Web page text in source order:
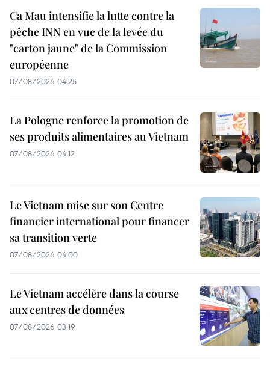
Ca Mau intensifie la lutte contre la
pêche INN en vue de la levée du
"carton jaune" de la Commission
européenne
07/08/2026 04:25
La Pologne renforce la promotion de
ses produits alimentaires au Vietnam
07/08/2026 04:12
Le Vietnam mise sur son Centre
financier international pour financer
sa transition verte
07/08/2026 04:00
Le Vietnam accélère dans la course
aux centres de données
07/08/2026 03:19